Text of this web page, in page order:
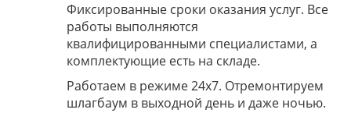
Фиксированные сроки оказания услуг. Все
работы выполняются
квалифицированными специалистами, а
комплектующие есть на складе.
Работаем в режиме 24x7. Отремонтируем
шлагбаум в выходной день и даже ночью.